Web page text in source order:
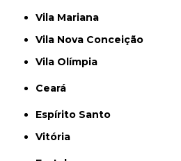
Vila Mariana
Vila Nova Conceição
Vila Olímpia
Ceará
Espírito Santo
Vitória